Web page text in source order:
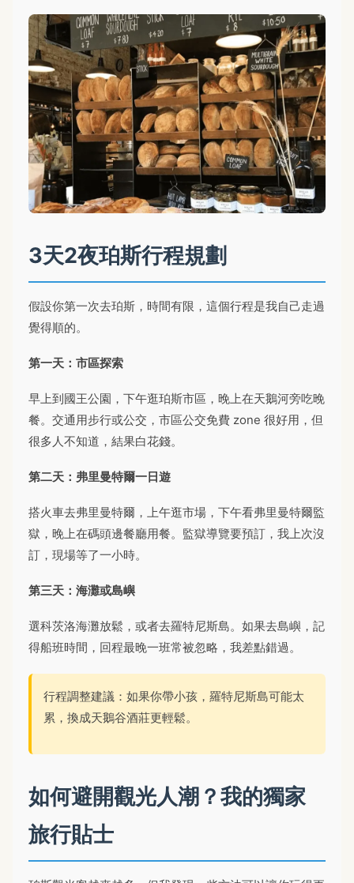
3天2夜珀斯行程規劃
假設你第一次去珀斯，時間有限，這個行程是我自己走過
覺得順的。
第一天：市區探索
早上到國王公園，下午逛珀斯市區，晚上在天鵝河旁吃晚
餐。交通用步行或公交，市區公交免費 zone 很好用，但
很多人不知道，結果白花錢。
第二天：弗里曼特爾一日遊
搭火車去弗里曼特爾，上午逛市場，下午看弗里曼特爾監
獄，晚上在碼頭邊餐廳用餐。監獄導覽要預訂，我上次沒
訂，現場等了一小時。
第三天：海灘或島嶼
選科茨洛海灘放鬆，或者去羅特尼斯島。如果去島嶼，記
得船班時間，回程最晚一班常被忽略，我差點錯過。
行程調整建議：如果你帶小孩，羅特尼斯島可能太
累，換成天鵝谷酒莊更輕鬆。
如何避開觀光人潮？我的獨家
旅行貼士